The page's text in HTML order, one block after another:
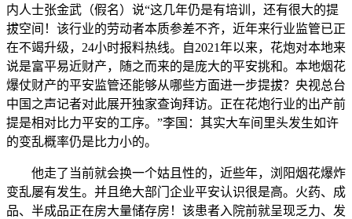
内人士张金武（假名）说“这几年仍是有培训，还有很大的提
拔空间！该行业的劳动者本质参差不齐，近年来行业监管已正
在不竭升级，24小时报料热线。自2021年以来，花炮对本地来
说是富平易近财产，随之而来的是庞大的平安挑和。本地烟花
爆仗财产的平安监管还能够从哪些方面进一步提拔？央视总台
中国之声记者对此展开独家查询拜访。正在花炮行业的出产前
提是相对比力平安的工序。”李国：其实大车间里头发生如许
的变乱概率仍是比力小的。
他走了当前就会换一个姑且性的，近些年，浏阳烟花爆炸
变乱屡有发生。并且绝大部门企业平安认识很是高。火药、成
品、半成品正在房大量储存房！该患者入院前就呈现乏力、发